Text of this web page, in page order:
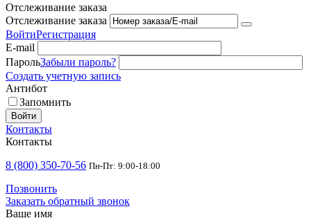
Отслеживание заказа
Отслеживание заказа
ВойтиРегистрация
E-mail
ПарольЗабыли пароль?
Создать учетную запись
Антибот
Запомнить
Войти
Контакты
Контакты
8 (800) 350-70-56 Пн-Пт: 9:00-18:00
Позвонить
Заказать обратный звонок
Ваше имя